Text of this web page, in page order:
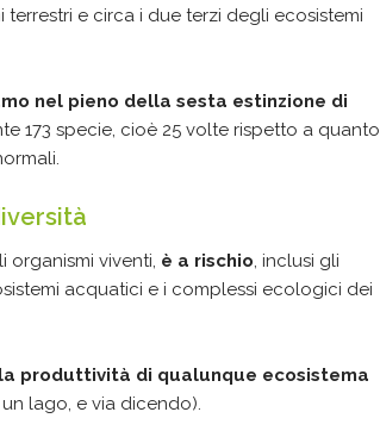
e circa i due terzi degli ecosistemi
nel pieno della sesta estinzione di
173 specie, cioè 25 volte rispetto a quanto
organismi viventi, è a rischio, inclusi gli
acquatici e i complessi ecologici dei
produttività di qualunque ecosistema
lago, e via dicendo).